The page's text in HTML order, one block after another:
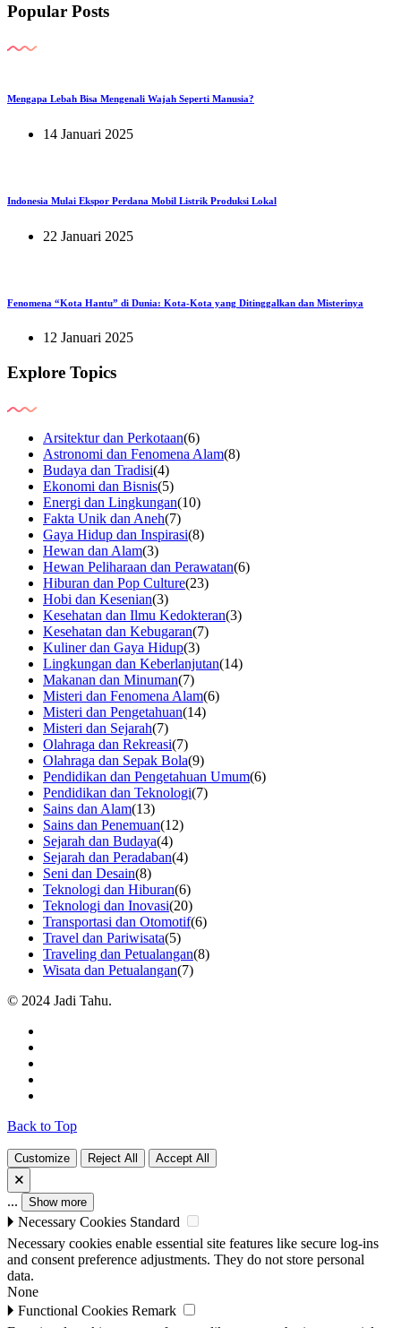
Popular Posts
Mengapa Lebah Bisa Mengenali Wajah Seperti Manusia?
14 Januari 2025
Indonesia Mulai Ekspor Perdana Mobil Listrik Produksi Lokal
22 Januari 2025
Fenomena “Kota Hantu” di Dunia: Kota-Kota yang Ditinggalkan dan Misterinya
12 Januari 2025
Explore Topics
Arsitektur dan Perkotaan(6)
Astronomi dan Fenomena Alam(8)
Budaya dan Tradisi(4)
Ekonomi dan Bisnis(5)
Energi dan Lingkungan(10)
Fakta Unik dan Aneh(7)
Gaya Hidup dan Inspirasi(8)
Hewan dan Alam(3)
Hewan Peliharaan dan Perawatan(6)
Hiburan dan Pop Culture(23)
Hobi dan Kesenian(3)
Kesehatan dan Ilmu Kedokteran(3)
Kesehatan dan Kebugaran(7)
Kuliner dan Gaya Hidup(3)
Lingkungan dan Keberlanjutan(14)
Makanan dan Minuman(7)
Misteri dan Fenomena Alam(6)
Misteri dan Pengetahuan(14)
Misteri dan Sejarah(7)
Olahraga dan Rekreasi(7)
Olahraga dan Sepak Bola(9)
Pendidikan dan Pengetahuan Umum(6)
Pendidikan dan Teknologi(7)
Sains dan Alam(13)
Sains dan Penemuan(12)
Sejarah dan Budaya(4)
Sejarah dan Peradaban(4)
Seni dan Desain(8)
Teknologi dan Hiburan(6)
Teknologi dan Inovasi(20)
Transportasi dan Otomotif(6)
Travel dan Pariwisata(5)
Traveling dan Petualangan(8)
Wisata dan Petualangan(7)
© 2024 Jadi Tahu.
Back to Top
Customize Reject All
Accept All
🗙
... Show more
🞂 Necessary Cookies Standard
Necessary cookies enable essential site features like secure log-ins
and consent preference adjustments. They do not store personal
data.
None
🞂 Functional Cookies Remark